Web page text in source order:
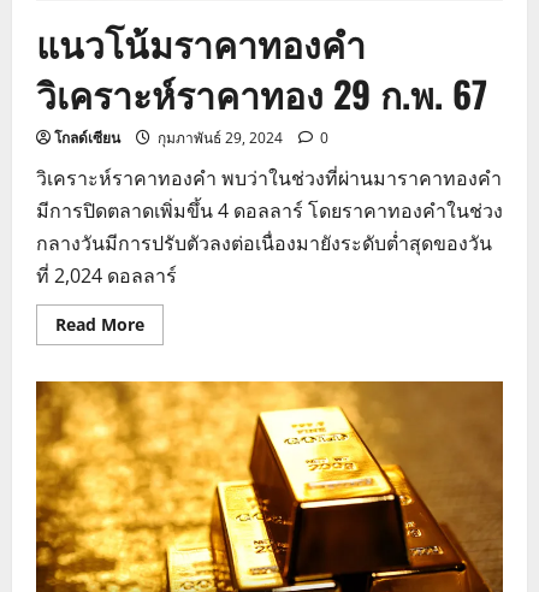
แนวโน้มราคาทองคำ
วิเคราะห์ราคาทอง 29 ก.พ. 67
โกลด์เซียน กุมภาพันธ์ 29, 2024 0
วิเคราะห์ราคาทองคำ พบว่าในช่วงที่ผ่านมาราคาทองคำ
มีการปิดตลาดเพิ่มขึ้น 4 ดอลลาร์ โดยราคาทองคำในช่วง
กลางวันมีการปรับตัวลงต่อเนื่องมายังระดับต่ำสุดของวัน
ที่ 2,024 ดอลลาร์
Read MoreRead
more
โน้ม
ราคา
ทองคำ
วิเคราะห์
ราคา
ทอง
29
ก.พ.
67